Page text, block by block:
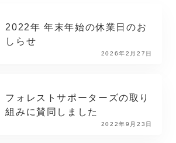
2022年 年末年始の休業日のお
しらせ
2026年2月27日
フォレストサポーターズの取り
組みに賛同しました
2022年9月23日